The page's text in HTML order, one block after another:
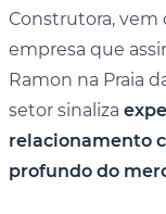
Construtora, vem
empresa que
Ramon na Praia
setor sinaliza
relacionamento
profundo do